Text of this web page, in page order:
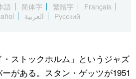
公式SNS
語 简体字 繁體字
Français
العربية Русский
・ストックホルム」というジャズ
がある。スタン・ゲッツが1951